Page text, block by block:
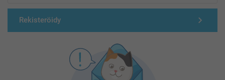
Rekisteröidy